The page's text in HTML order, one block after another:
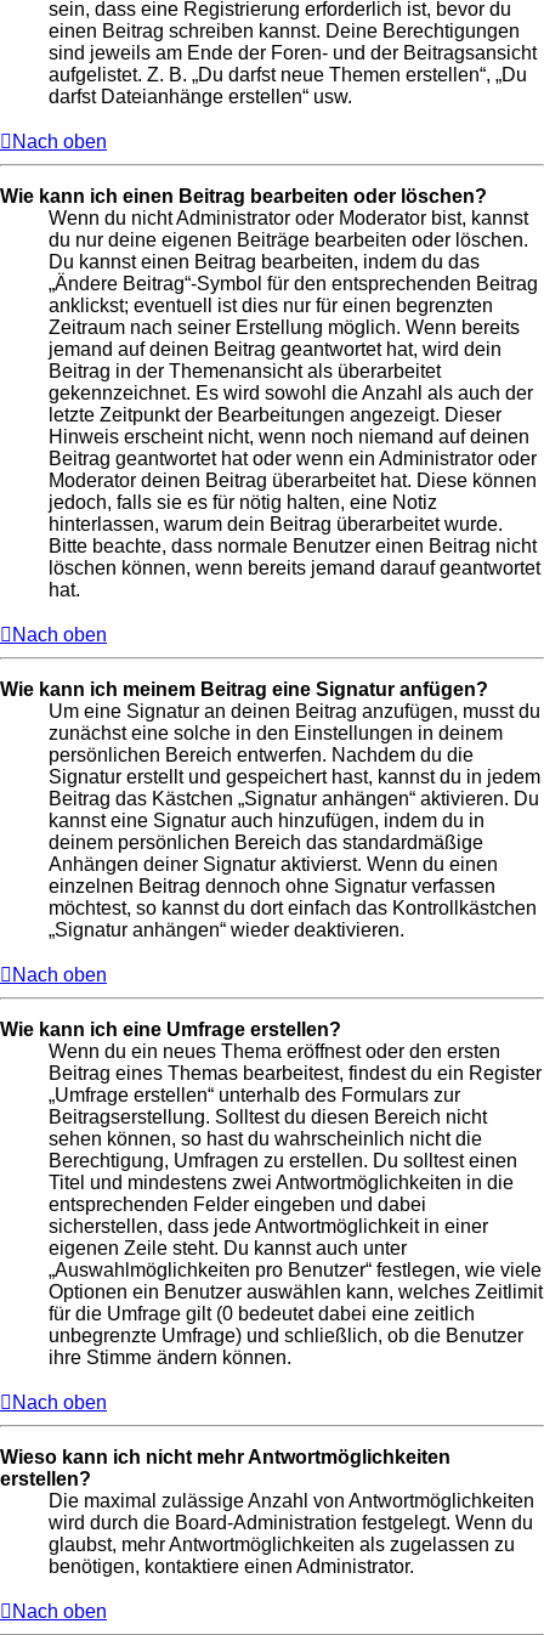
sein, dass eine Registrierung erforderlich ist, bevor du
einen Beitrag schreiben kannst. Deine Berechtigungen
sind jeweils am Ende der Foren- und der Beitragsansicht
aufgelistet. Z. B. „Du darfst neue Themen erstellen“, „Du
darfst Dateianhänge erstellen“ usw.
Nach oben
Wie kann ich einen Beitrag bearbeiten oder löschen?
Wenn du nicht Administrator oder Moderator bist, kannst
du nur deine eigenen Beiträge bearbeiten oder löschen.
Du kannst einen Beitrag bearbeiten, indem du das
„Ändere Beitrag“-Symbol für den entsprechenden Beitrag
anklickst; eventuell ist dies nur für einen begrenzten
Zeitraum nach seiner Erstellung möglich. Wenn bereits
jemand auf deinen Beitrag geantwortet hat, wird dein
Beitrag in der Themenansicht als überarbeitet
gekennzeichnet. Es wird sowohl die Anzahl als auch der
letzte Zeitpunkt der Bearbeitungen angezeigt. Dieser
Hinweis erscheint nicht, wenn noch niemand auf deinen
Beitrag geantwortet hat oder wenn ein Administrator oder
Moderator deinen Beitrag überarbeitet hat. Diese können
jedoch, falls sie es für nötig halten, eine Notiz
hinterlassen, warum dein Beitrag überarbeitet wurde.
Bitte beachte, dass normale Benutzer einen Beitrag nicht
löschen können, wenn bereits jemand darauf geantwortet
hat.
Nach oben
Wie kann ich meinem Beitrag eine Signatur anfügen?
Um eine Signatur an deinen Beitrag anzufügen, musst du
zunächst eine solche in den Einstellungen in deinem
persönlichen Bereich entwerfen. Nachdem du die
Signatur erstellt und gespeichert hast, kannst du in jedem
Beitrag das Kästchen „Signatur anhängen“ aktivieren. Du
kannst eine Signatur auch hinzufügen, indem du in
deinem persönlichen Bereich das standardmäßige
Anhängen deiner Signatur aktivierst. Wenn du einen
einzelnen Beitrag dennoch ohne Signatur verfassen
möchtest, so kannst du dort einfach das Kontrollkästchen
„Signatur anhängen“ wieder deaktivieren.
Nach oben
Wie kann ich eine Umfrage erstellen?
Wenn du ein neues Thema eröffnest oder den ersten
Beitrag eines Themas bearbeitest, findest du ein Register
„Umfrage erstellen“ unterhalb des Formulars zur
Beitragserstellung. Solltest du diesen Bereich nicht
sehen können, so hast du wahrscheinlich nicht die
Berechtigung, Umfragen zu erstellen. Du solltest einen
Titel und mindestens zwei Antwortmöglichkeiten in die
entsprechenden Felder eingeben und dabei
sicherstellen, dass jede Antwortmöglichkeit in einer
eigenen Zeile steht. Du kannst auch unter
„Auswahlmöglichkeiten pro Benutzer“ festlegen, wie viele
Optionen ein Benutzer auswählen kann, welches Zeitlimit
für die Umfrage gilt (0 bedeutet dabei eine zeitlich
unbegrenzte Umfrage) und schließlich, ob die Benutzer
ihre Stimme ändern können.
Nach oben
Wieso kann ich nicht mehr Antwortmöglichkeiten
erstellen?
Die maximal zulässige Anzahl von Antwortmöglichkeiten
wird durch die Board-Administration festgelegt. Wenn du
glaubst, mehr Antwortmöglichkeiten als zugelassen zu
benötigen, kontaktiere einen Administrator.
Nach oben